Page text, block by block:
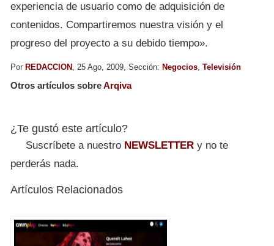
experiencia de usuario como de adquisición de
contenidos. Compartiremos nuestra visión y el
progreso del proyecto a su debido tiempo».
Por REDACCION , 25 Ago, 2009, Sección: Negocios, Televisión
Otros artículos sobreArqiva
¿Te gustó este artículo?
Suscríbete a nuestro NEWSLETTER y no te
perderás nada.
Artículos Relacionados